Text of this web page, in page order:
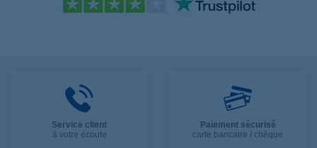
Service client
à votre écoute
Paiement sécurisé
carte bancaire / chèque